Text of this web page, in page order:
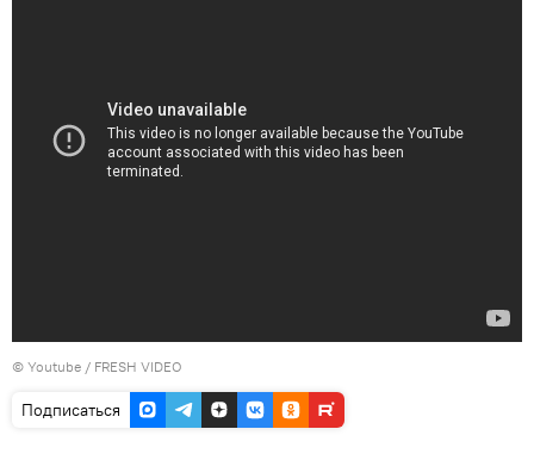
© Youtube / FRESH VIDEO
Подписаться